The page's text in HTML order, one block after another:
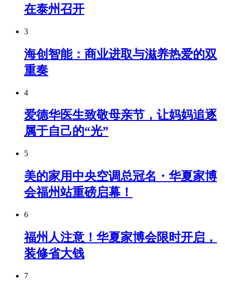
在泰州召开
3
海创智能：商业进取与滋养热爱的双
重奏
4
爱德华医生致敬母亲节，让妈妈追逐
属于自己的“光”
5
美的家用中央空调总冠名・华夏家博
会福州站重磅启幕！
6
福州人注意！华夏家博会限时开启，
装修省大钱
7